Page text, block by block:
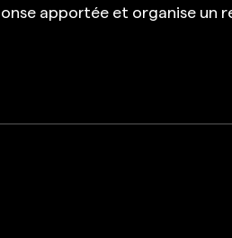
apportée et organise un